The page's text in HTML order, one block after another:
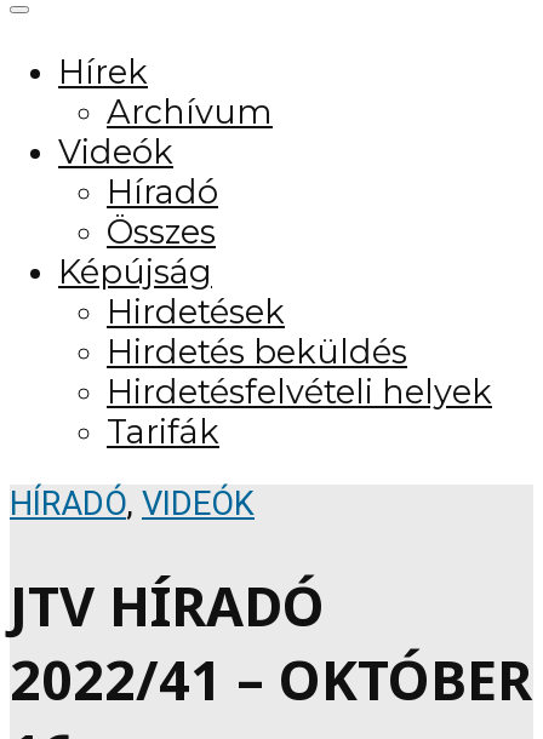
Hírek
Archívum
Videók
Híradó
Összes
Képújság
Hirdetések
Hirdetés beküldés
Hirdetésfelvételi helyek
Tarifák
HÍRADÓ, VIDEÓK
JTV HÍRADÓ
2022/41 – OKTÓBER